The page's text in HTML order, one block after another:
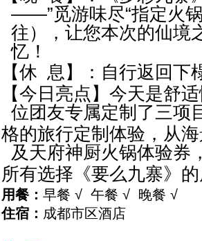
——”觅游味尽“指定火
往），让您本次的仙境
忆！
【休 息】：自行返回下
【今日亮点】今天是舒
位团友专属定制了三项
格的旅行定制体验，从
及天府神厨火锅体验券
所有选择《要么九寨》
用餐： 早餐 √ 午餐 √ 晚餐 √
住宿： 成都市区酒店